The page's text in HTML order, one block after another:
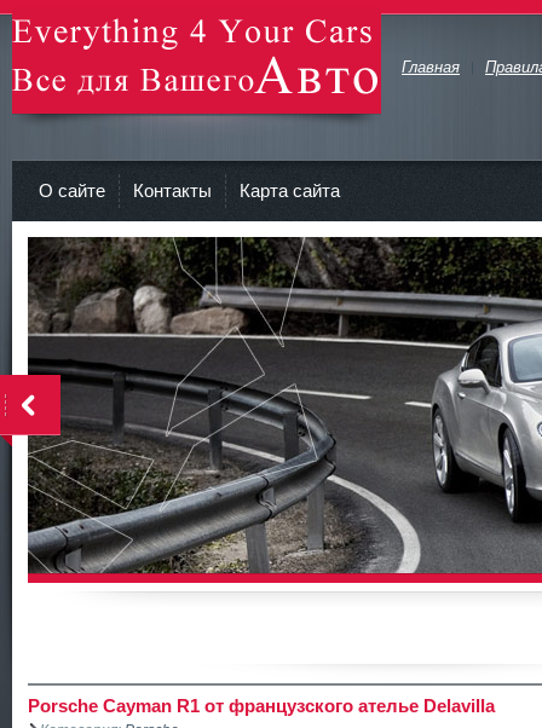
avto-zv.ru - Все для Вашего авто
Главная
О сайте Контакты Карта сайта
Porsche Cayman R1 от французского ателье Delavilla